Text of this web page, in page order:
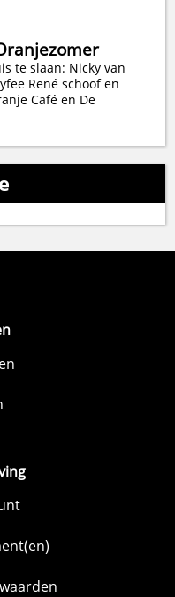
te slaan: Nicky van
René schoof en
Café en De